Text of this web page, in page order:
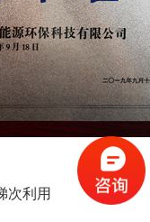
次利用